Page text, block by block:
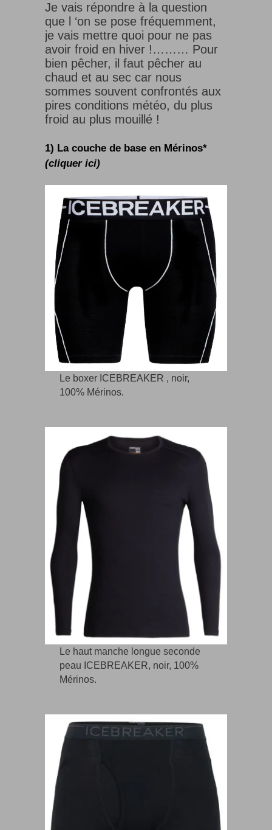
Je vais répondre à la question
que l ‘on se pose fréquemment,
je vais mettre quoi pour ne pas
avoir froid en hiver !……… Pour
bien pêcher, il faut pêcher au
chaud et au sec car nous
sommes souvent confrontés aux
pires conditions météo, du plus
froid au plus mouillé !
1) La couche de base en Mérinos*
(cliquer ici)
Le boxer ICEBREAKER , noir,
100% Mérinos.
Le haut manche longue seconde
peau ICEBREAKER, noir, 100%
Mérinos.